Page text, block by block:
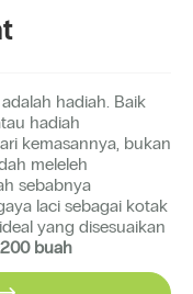
hadiah. Baik
hadiah
kemasannya, bukan
meleleh
sebabnya
laci sebagai kotak
yang disesuaikan
buah